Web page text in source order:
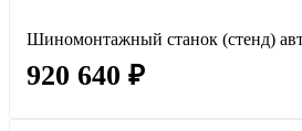
Шиномонтажный станок (стенд)
920 640 ₽